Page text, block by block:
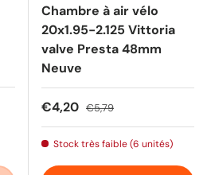
Chambre à air vélo
20x1.95-2.125 Vittoria
valve Presta 48mm
Neuve
Prix soldé
€4,20 Prix habituel
€5,79
Stock très faible (6 unités)